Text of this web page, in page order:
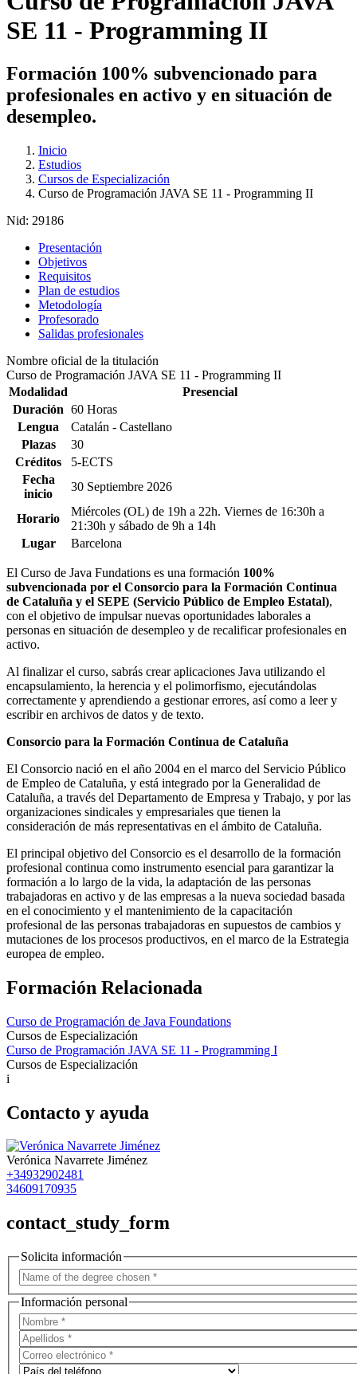
SE 11 - Programming II
Formación 100% subvencionado para
profesionales en activo y en situación de
desempleo.
Inicio
Estudios
Cursos de Especialización
Curso de Programación JAVA SE 11 - Programming II
Nid: 29186
Presentación
Objetivos
Requisitos
Plan de estudios
Metodología
Profesorado
Salidas profesionales
Nombre oficial de la titulación
Curso de Programación JAVA SE 11 - Programming II
Modalidad
Presencial
Duración 60 Horas
Lengua
Catalán - Castellano
Plazas
30
Créditos
5-ECTS
Fecha
inicio
30 Septiembre 2026
Horario
Miércoles (OL) de 19h a 22h. Viernes de 16:30h a
21:30h y sábado de 9h a 14h
Lugar
Barcelona
El Curso de Java Fundations es una formación 100%
subvencionada por el Consorcio para la Formación Continua
de Cataluña y el SEPE (Servicio Público de Empleo Estatal),
con el objetivo de impulsar nuevas oportunidades laborales a
personas en situación de desempleo y de recalificar profesionales en
activo.
Al finalizar el curso, sabrás crear aplicaciones Java utilizando el
encapsulamiento, la herencia y el polimorfismo, ejecutándolas
correctamente y aprendiendo a gestionar errores, así como a leer y
escribir en archivos de datos y de texto.
Consorcio para la Formación Continua de Cataluña
El Consorcio nació en el año 2004 en el marco del Servicio Público
de Empleo de Cataluña, y está integrado por la Generalidad de
Cataluña, a través del Departamento de Empresa y Trabajo, y por las
organizaciones sindicales y empresariales que tienen la
consideración de más representativas en el ámbito de Cataluña.
El principal objetivo del Consorcio es el desarrollo de la formación
profesional continua como instrumento esencial para garantizar la
formación a lo largo de la vida, la adaptación de las personas
trabajadoras en activo y de las empresas a la nueva sociedad basada
en el conocimiento y el mantenimiento de la capacitación
profesional de las personas trabajadoras en supuestos de cambios y
mutaciones de los procesos productivos, en el marco de la Estrategia
europea de empleo.
Formación Relacionada
Curso de Programación de Java Foundations
Cursos de Especialización
Curso de Programación JAVA SE 11 - Programming I
Cursos de Especialización
i
Contacto y ayuda
Verónica Navarrete Jiménez
+34932902481
34609170935
contact_study_form
Solicita información
Información personal